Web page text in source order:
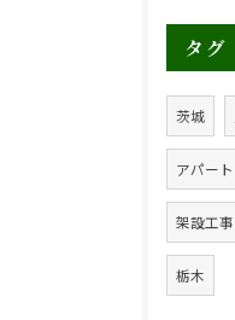
タグ
茨城
アパート
架設工事
栃木